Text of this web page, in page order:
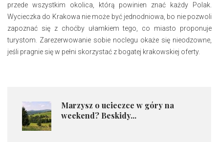
przede wszystkim okolica, którą powinien znać każdy Polak.
Wycieczka do Krakowa nie może być jednodniowa, bo nie pozwoli
zapoznać się z choćby ułamkiem tego, co miasto proponuje
turystom. Zarezerwowanie sobie noclegu okaże się nieodzowne,
jeśli pragnie się w pełni skorzystać z bogatej krakowskiej oferty.
​Marzysz o ucieczce w góry na
weekend? Beskidy...